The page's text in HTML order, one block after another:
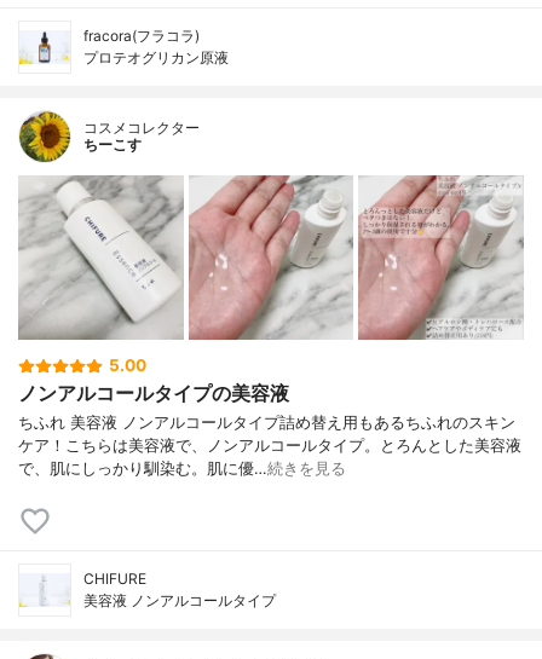
fracora(フラコラ)
プロテオグリカン原液
コスメコレクター
ちーこす
5.00
ノンアルコールタイプの美容液
ちふれ 美容液 ノンアルコールタイプ詰め替え用もあるちふれのスキン
ケア！こちらは美容液で、ノンアルコールタイプ。とろんとした美容液
で、肌にしっかり馴染む。肌に優…続きを見る
CHIFURE
美容液 ノンアルコールタイプ